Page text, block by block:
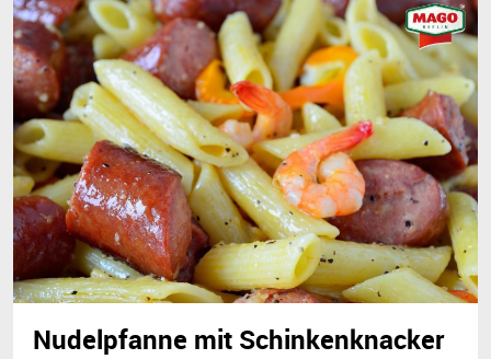
Nudelpfanne mit Schinkenknacker